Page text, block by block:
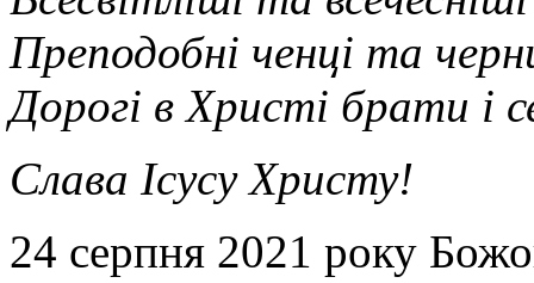
Преподобні ченці та
Дорогі в Христі брати і
Слава Ісусу Христу!
24 серпня 2021 року